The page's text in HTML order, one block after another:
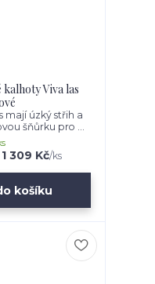
Viva las
mají úzký střih a
šňůrku pro ...
1 309 Kč/ks
košíku